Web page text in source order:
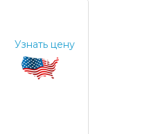
Узнать цену